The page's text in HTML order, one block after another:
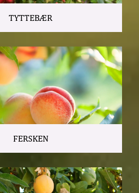
TYTTEBÆR
FERSKEN